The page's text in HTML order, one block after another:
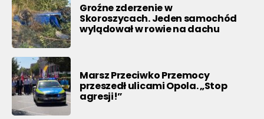
Groźne zderzenie w
Skoroszycach. Jeden samochód
wylądował w rowie na dachu
Marsz Przeciwko Przemocy
przeszedł ulicami Opola. „Stop
agresji!”